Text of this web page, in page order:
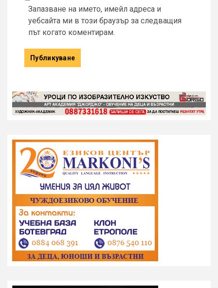
Запазване на името, имейл адреса и
уебсайта ми в този браузър за следващия
път когато коментирам.